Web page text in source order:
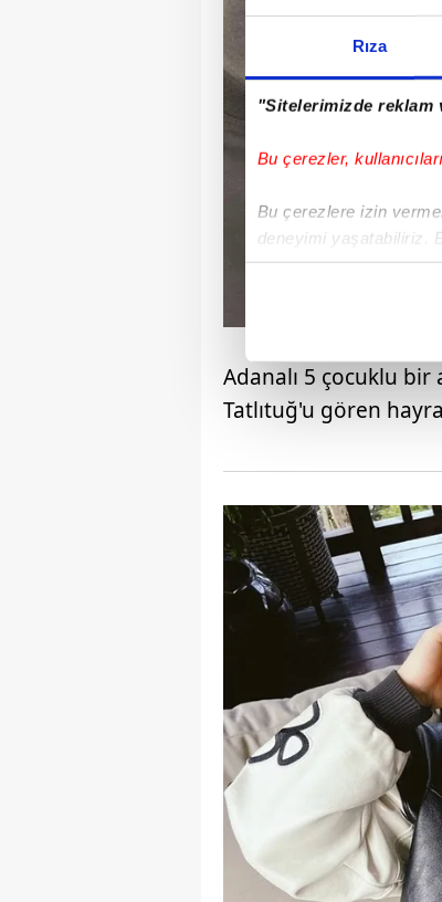
Rıza
"Sitelerimizde reklam
Bu çerezler,
Bu çerezlere izin
deneyimi yaşatabiliriz.
içerikleri sunabilmek
Sizlere daha iyi bir
çerezler vasıtasıyla
reklam/pazarlama
Çerezlere ilişkin
butonuna tıklayabilir,
6698 sayılı Kişisel
mevzuata uygun
Adanalı 5 çocuklu bir
Tatlıtuğ'u gören